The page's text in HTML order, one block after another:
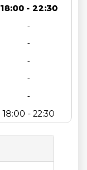
18:00 - 22:30
-
-
-
-
-
18:00 - 22:30